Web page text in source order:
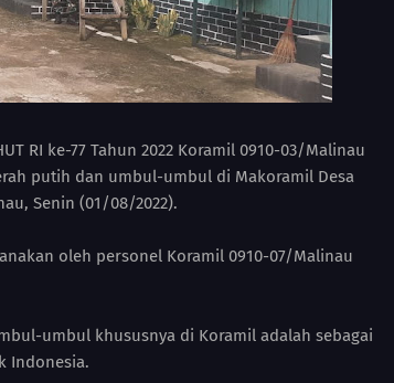
RI ke-77 Tahun 2022 Koramil 0910-03/Malinau
putih dan umbul-umbul di Makoramil Desa
Senin (01/08/2022).
oleh personel Koramil 0910-07/Malinau
umbul khususnya di Koramil adalah sebagai
Indonesia.